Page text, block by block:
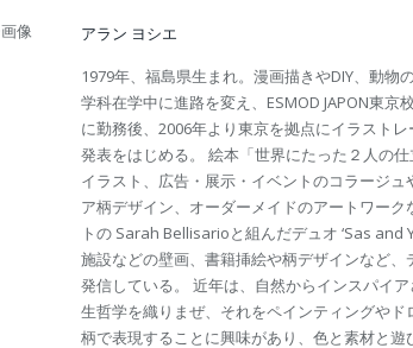
アラン ヨシエ
1979年、福島県生まれ。漫画描きやDIY、動
学科在学中に進路を変え、ESMOD JAPON東
に勤務後、2006年より東京を拠点にイラスト
発表をはじめる。 絵本「世界にたった２人の
イラスト、広告・展示・イベントのコラージ
ア柄デザイン、オーダーメイドのアートワー
トの Sarah Bellisarioと組んだデュオ ‘Sas and
施設などの壁画、書籍挿絵や柄デザインなど
発信している。 近年は、自然からインスパイ
生哲学を織りまぜ、それをペインティングやド
柄で表現することに興味があり、色と素材と